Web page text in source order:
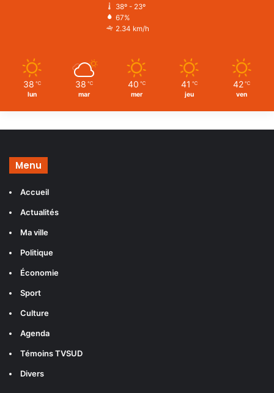
38º - 23º
67%
2.34 km/h
38 ℃
lun
38 ℃
mar
40 ℃
mer
41 ℃
jeu
42 ℃
ven
Menu
Accueil
Actualités
Ma ville
Politique
Économie
Sport
Culture
Agenda
Témoins TVSUD
Divers